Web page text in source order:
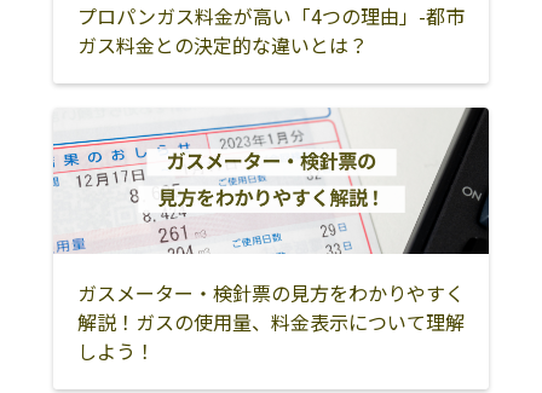
プロパンガス料金が高い「4つの理由」-都市
ガス料金との決定的な違いとは？
ガスメーター・検針票の見方をわかりやすく
解説！ガスの使用量、料金表示について理解
しよう！